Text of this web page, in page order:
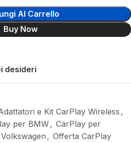
Al Carrello
Buy Now
desideri
e Kit CarPlay Wireless ,
per BMW, CarPlay per
, Offerta CarPlay